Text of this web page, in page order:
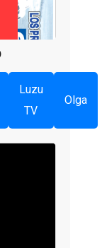
Luzu
TV
Olga